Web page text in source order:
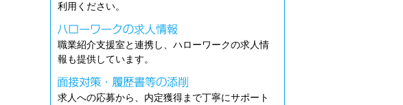
利用ください。
職業紹介支援室と連携し、ハローワークの求人情
報も提供しています。
求人への応募から、内定獲得まで丁寧にサポート